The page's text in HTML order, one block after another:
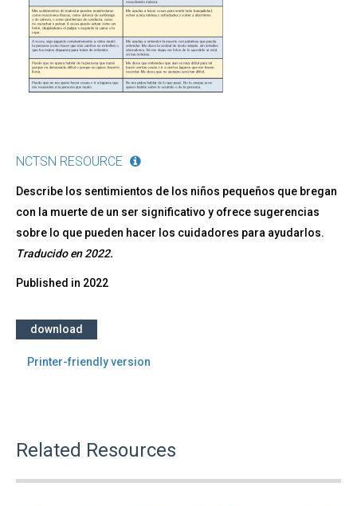
para
los
cuidadores
NCTSN RESOURCE
Describe los sentimientos de los niños pequeños que bregan
con la muerte de un ser significativo y ofrece sugerencias
sobre lo que pueden hacer los cuidadores para ayudarlos.
Traducido en 2022.
Published in 2022
download
Printer-friendly version
Related Resources